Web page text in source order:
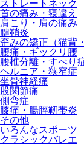
ストレートネック
首の痛み・寝違え
肩こり・肩の痛み
腱鞘炎
歪みの矯正（猫背
腰痛・ギックリ腰
腰椎分離・すべり
ヘルニア・狭窄症
坐骨神経痛
股関節痛
側弯症
膝痛・腸脛靭帯炎
その他
いろんなスポーツ
クラシックバレエ